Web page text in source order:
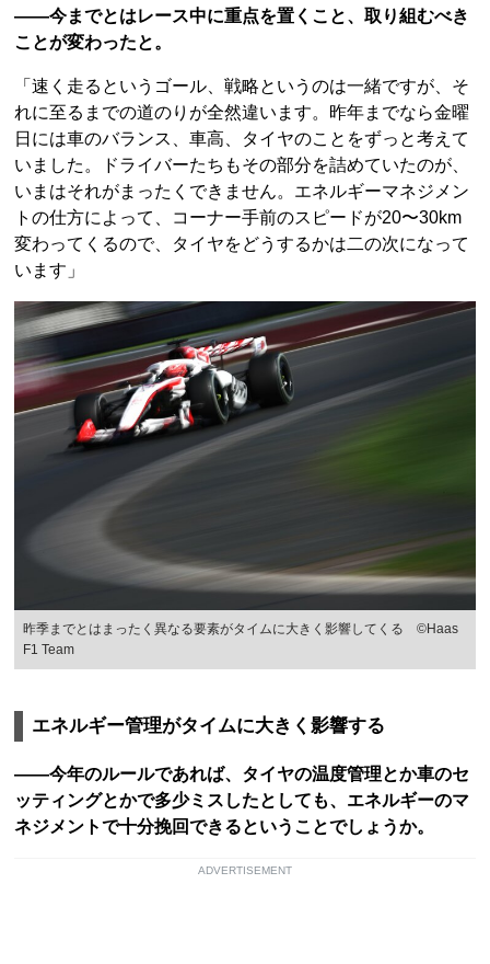
——今までとはレース中に重点を置くこと、取り組むべき
ことが変わったと。
「速く走るというゴール、戦略というのは一緒ですが、そ
れに至るまでの道のりが全然違います。昨年までなら金曜
日には車のバランス、車高、タイヤのことをずっと考えて
いました。ドライバーたちもその部分を詰めていたのが、
いまはそれがまったくできません。エネルギーマネジメン
トの仕方によって、コーナー手前のスピードが20〜30km
変わってくるので、タイヤをどうするかは二の次になって
います」
昨季までとはまったく異なる要素がタイムに大きく影響してくる ©Haas
F1 Team
エネルギー管理がタイムに大きく影響する
——今年のルールであれば、タイヤの温度管理とか車のセ
ッティングとかで多少ミスしたとしても、エネルギーのマ
ネジメントで十分挽回できるということでしょうか。
ADVERTISEMENT